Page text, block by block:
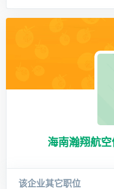
海南瀚翔航
该企业其它职位